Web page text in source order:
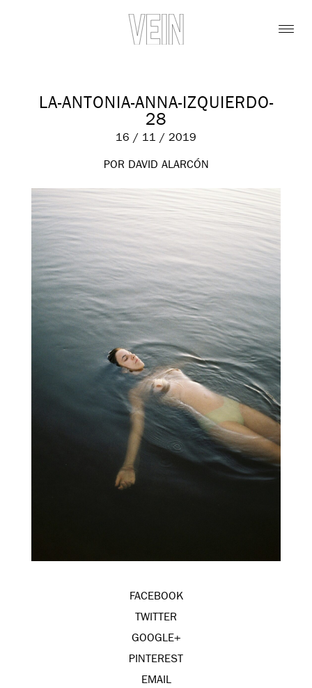
LA-ANTONIA-ANNA-IZQUIERDO-
28
16 / 11 / 2019
POR DAVID ALARCÓN
FACEBOOK
TWITTER
GOOGLE+
PINTEREST
EMAIL